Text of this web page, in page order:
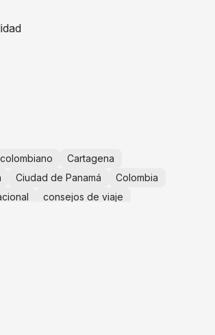
Cartagena
Ciudad de Panamá
Colombia
consejos de viaje